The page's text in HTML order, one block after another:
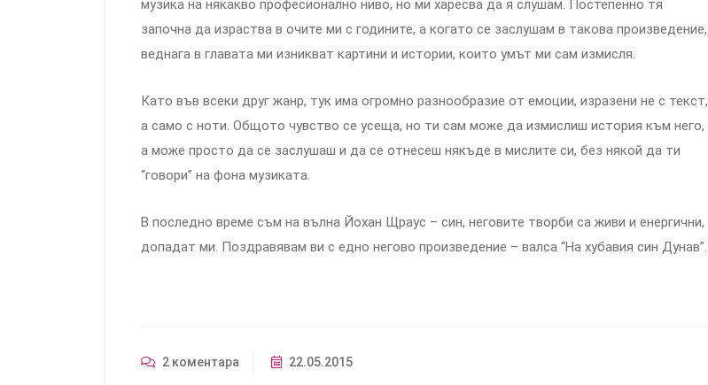
музика на някакво професионално ниво, но ми харесва да я слушам. Постепенно тя
започна да израства в очите ми с годините, а когато се заслушам в такова произведение,
веднага в главата ми изникват картини и истории, които умът ми сам измисля.
Като във всеки друг жанр, тук има огромно разнообразие от емоции, изразени не с текст,
а само с ноти. Общото чувство се усеща, но ти сам може да измислиш история към него,
а може просто да се заслушаш и да се отнесеш някъде в мислите си, без някой да ти
“говори” на фона музиката.
В последно време съм на вълна Йохан Щраус – син, неговите творби са живи и енергични,
допадат ми. Поздравявам ви с едно негово произведение – валса “На хубавия син Дунав”.
2 коментара 22.05.2015